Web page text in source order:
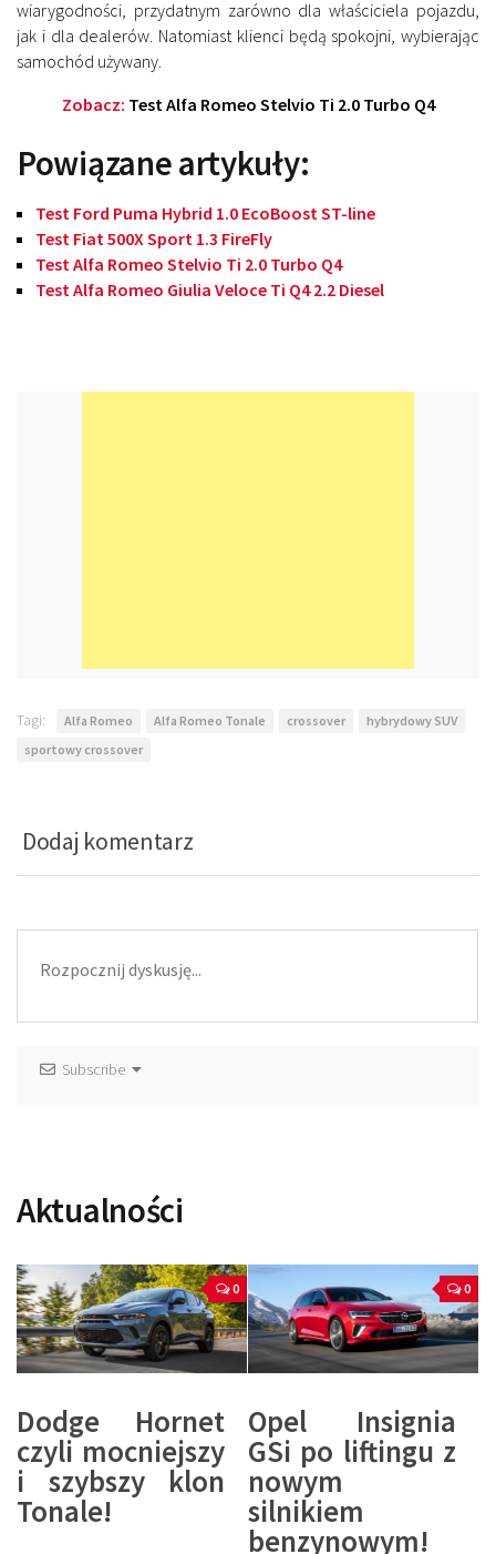
wiarygodności, przydatnym zarówno dla właściciela pojazdu,
jak i dla dealerów. Natomiast klienci będą spokojni, wybierając
samochód używany.
Zobacz: Test Alfa Romeo Stelvio Ti 2.0 Turbo Q4
Powiązane artykuły:
Test Ford Puma Hybrid 1.0 EcoBoost ST-line
Test Fiat 500X Sport 1.3 FireFly
Test Alfa Romeo Stelvio Ti 2.0 Turbo Q4
Test Alfa Romeo Giulia Veloce Ti Q4 2.2 Diesel
Tagi: Alfa Romeo Alfa Romeo Tonale crossover
hybrydowy SUV
sportowy crossover
Dodaj komentarz
Subscribe
Aktualności
0
Dodge Hornet
czyli mocniejszy
i szybszy klon
Tonale!
0
Opel Insignia
GSi po liftingu z
nowym
silnikiem
benzynowym!